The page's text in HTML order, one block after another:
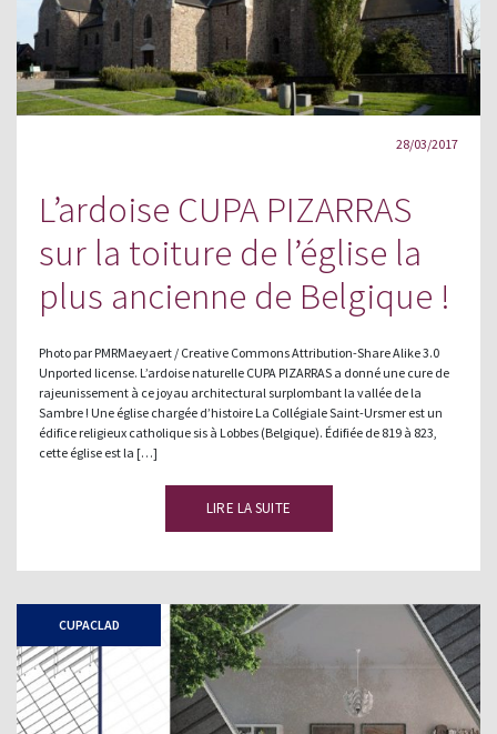
28/03/2017
L’ardoise CUPA PIZARRAS
sur la toiture de l’église la
plus ancienne de Belgique !
Photo par PMRMaeyaert / Creative Commons Attribution-Share Alike 3.0
Unported license. L’ardoise naturelle CUPA PIZARRAS a donné une cure de
rajeunissement à ce joyau architectural surplombant la vallée de la
Sambre ! Une église chargée d’histoire La Collégiale Saint-Ursmer est un
édifice religieux catholique sis à Lobbes (Belgique). Édifiée de 819 à 823,
cette église est la […]
LIRE LA SUITE
CUPACLAD